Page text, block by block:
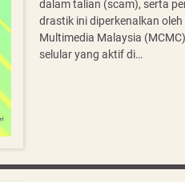
dalam talian (scam), serta
drastik ini diperkenalkan
Multimedia Malaysia
selular yang aktif di…